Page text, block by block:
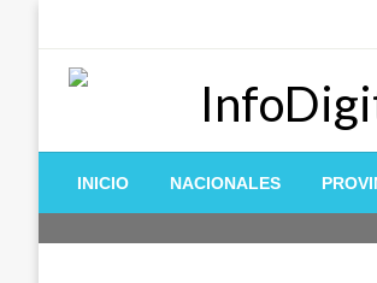
contenido
InfoDigital
Toda la información de Entre Rios,
INICIO NACIONALES